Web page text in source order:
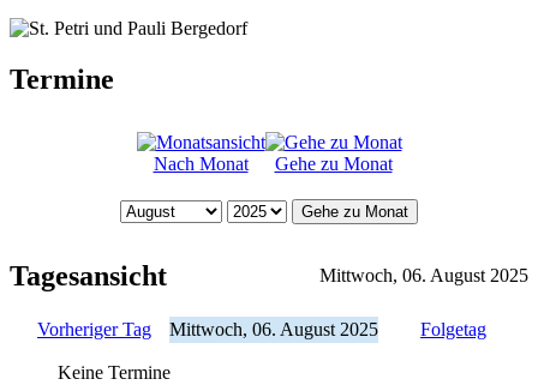
Termine
Nach Monat Gehe zu Monat
Gehe zu Monat
Tagesansicht Mittwoch, 06. August 2025
Vorheriger Tag Mittwoch, 06. August 2025 Folgetag
Keine Termine